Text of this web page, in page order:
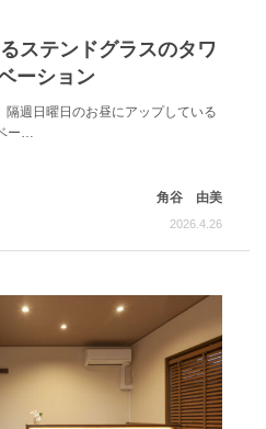
ステンドグラスのタワ
ーション
週日曜日のお昼にアップしている
ー…
角谷 由美
2026.4.26